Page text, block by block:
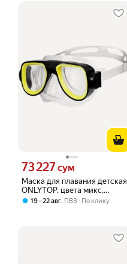
Маска для плавания детская
ONLYTOP, цвета микс,
541876
Цена 73227 сум вместо
73 227сум
19 – 22 авг, ПВЗ По клику